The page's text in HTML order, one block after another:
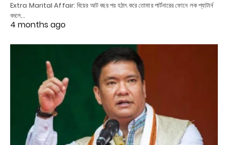
Extra Marital Affair: বিয়ের আট বছর পর হঠাৎ করে তোমার পার্টনারের ফোনে লক প্যাটার্ন
বদলে…
4 months ago